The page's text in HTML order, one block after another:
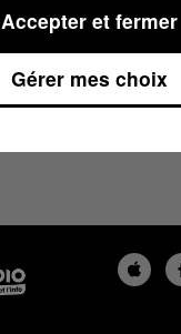
Gérer mes choix
Accepter et fermer